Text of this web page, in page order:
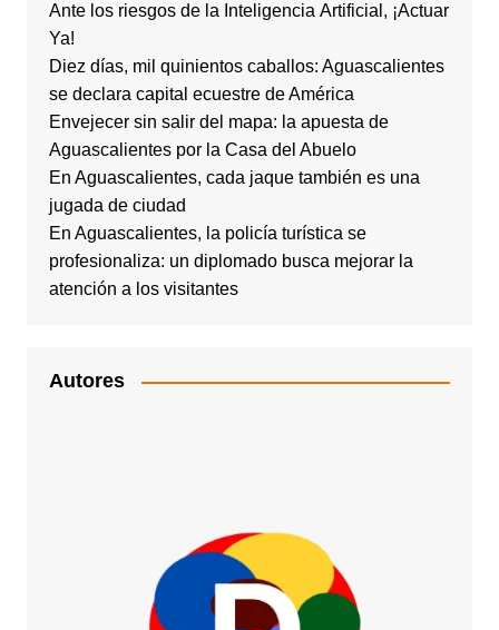
Ante los riesgos de la Inteligencia Artificial, ¡Actuar
Ya!
Diez días, mil quinientos caballos: Aguascalientes
se declara capital ecuestre de América
Envejecer sin salir del mapa: la apuesta de
Aguascalientes por la Casa del Abuelo
En Aguascalientes, cada jaque también es una
jugada de ciudad
En Aguascalientes, la policía turística se
profesionaliza: un diplomado busca mejorar la
atención a los visitantes
Autores